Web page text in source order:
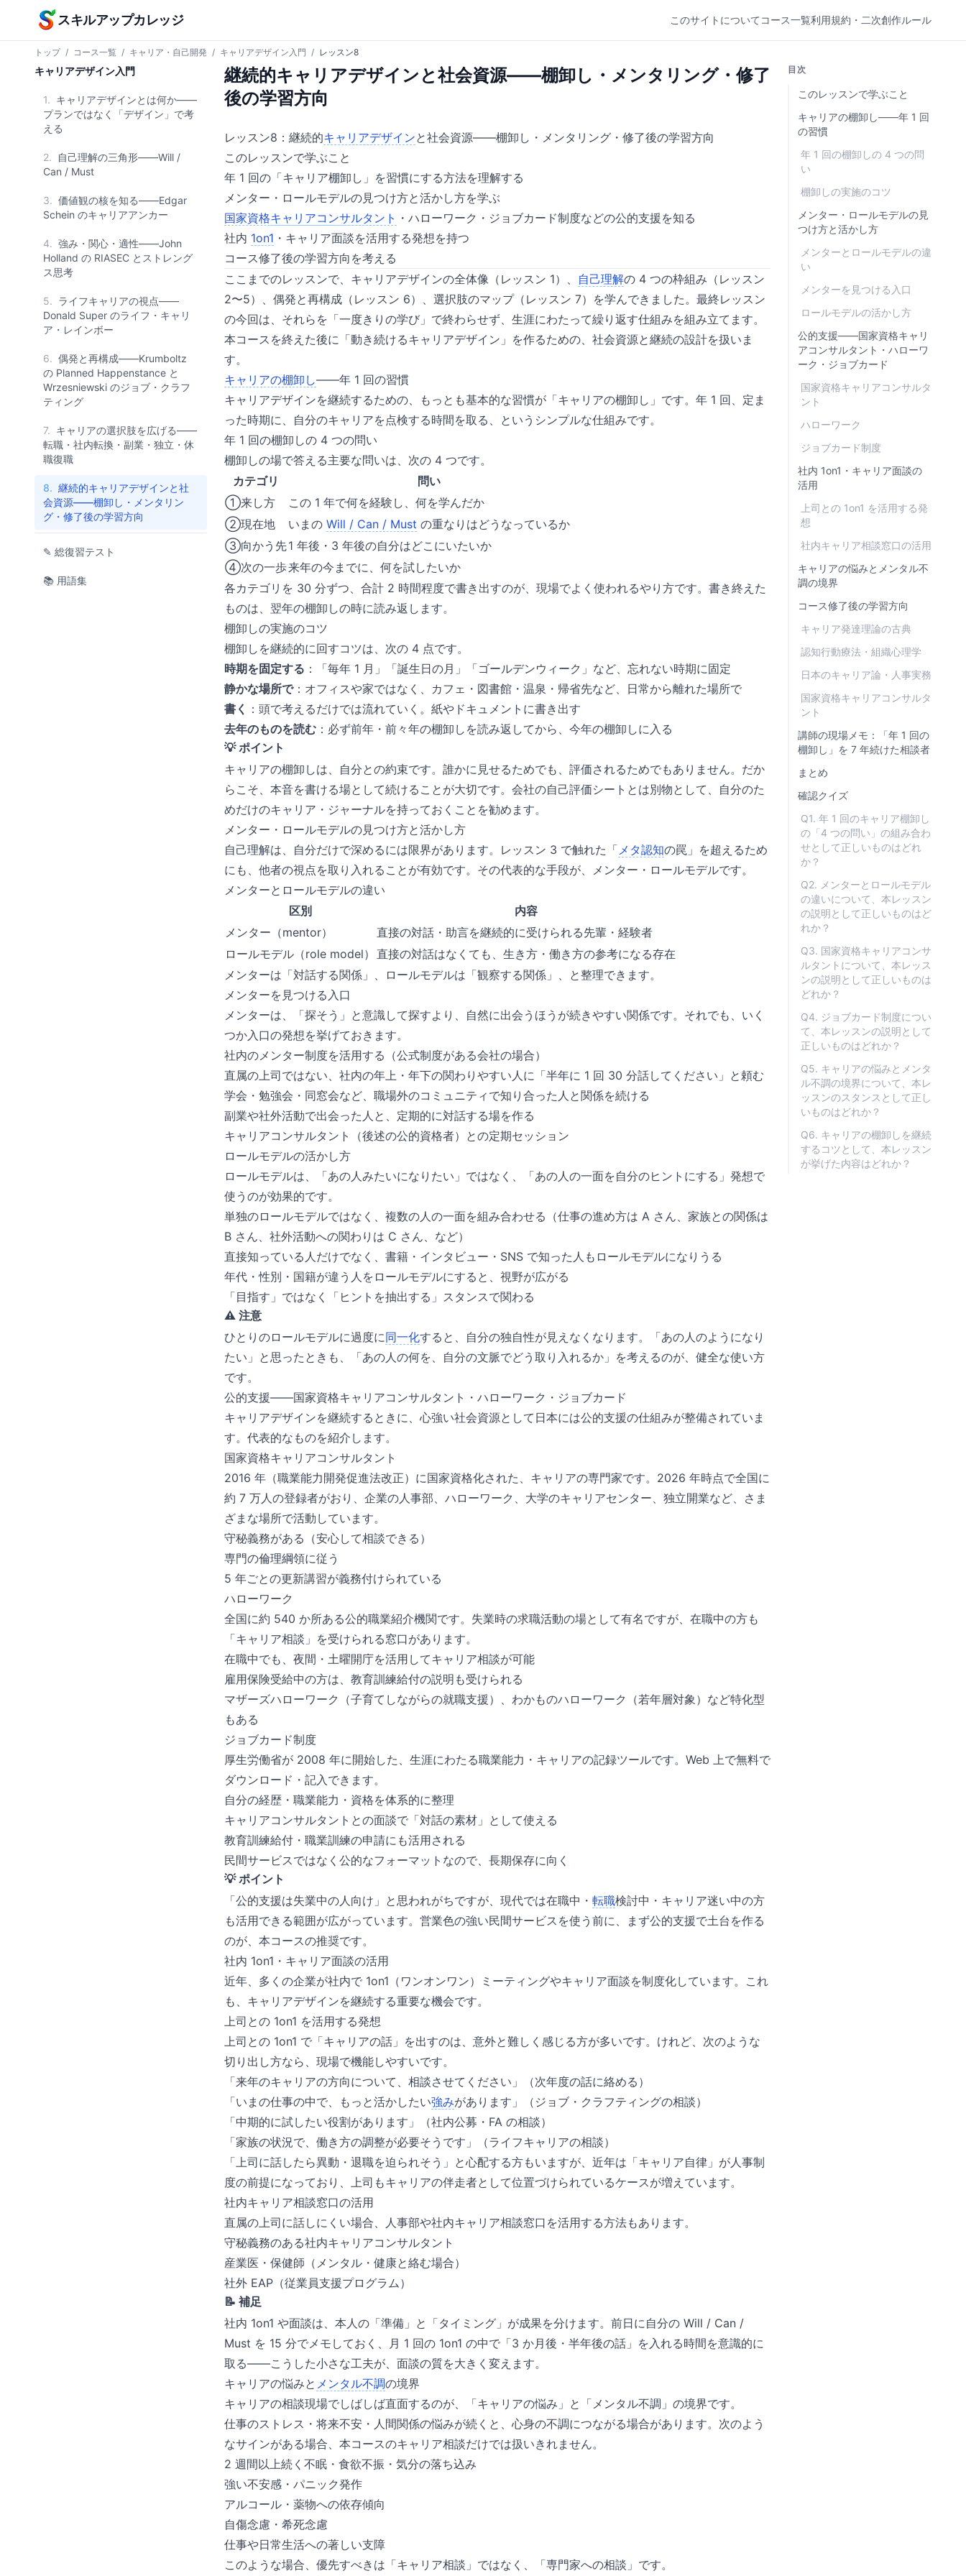
本文へスキップ
スキルアップカレッジ このサイトについて コース一覧利用規約・二次創作ルール
トップ / コース一覧 / キャリア・自己開発 / キャリアデザイン入門 / レッスン8
キャリアデザイン入門
1. キャリアデザインとは何か——
プランではなく「デザイン」で考
える
2.
自己理解の三角形——Will /
Can / Must
3. 価値観の核を知る——Edgar
Schein のキャリアアンカー
4. 強み・関心・適性——John
Holland の RIASEC とストレング
ス思考
5. ライフキャリアの視点——
Donald Super のライフ・キャリ
ア・レインボー
6. 偶発と再構成——Krumboltz
の Planned Happenstance と
Wrzesniewski のジョブ・クラフ
ティング
7. キャリアの選択肢を広げる——
転職・社内転換・副業・独立・休
職復職
8. 継続的キャリアデザインと社
会資源——棚卸し・メンタリン
グ・修了後の学習方向
✎ 総復習テスト
📚 用語集
継続的キャリアデザインと社会資源——棚卸し・メンタリング・修了
後の学習方向
レッスン8：継続的キャリアデザインと社会資源——棚卸し・メンタリング・修了後の学習方向
このレッスンで学ぶこと
年 1 回の「キャリア棚卸し」を習慣にする方法を理解する
メンター・ロールモデルの見つけ方と活かし方を学ぶ
国家資格キャリアコンサルタント ・ハローワーク・ジョブカード制度などの公的支援を知る
社内 1on1 ・キャリア面談を活用する発想を持つ
コース修了後の学習方向を考える
ここまでのレッスンで、キャリアデザインの全体像（レッスン 1）、 自己理解の 4 つの枠組み（レッスン
2〜5）、偶発と再構成（レッスン 6）、選択肢のマップ（レッスン 7）を学んできました。最終レッスン
の今回は、それらを「一度きりの学び」で終わらせず、生涯にわたって繰り返す仕組みを組み立てます。
本コースを終えた後に「動き続けるキャリアデザイン」を作るための、社会資源と継続の設計を扱いま
す。
キャリアの棚卸し——年 1 回の習慣
キャリアデザインを継続するための、もっとも基本的な習慣が「キャリアの棚卸し」です。年 1 回、定ま
った時期に、自分のキャリアを点検する時間を取る、というシンプルな仕組みです。
年 1 回の棚卸しの 4 つの問い
棚卸しの場で答える主要な問いは、次の 4 つです。
カテゴリ
問い
①来し方
この 1 年で何を経験し、何を学んだか
②現在地
いまの Will / Can / Must の重なりはどうなっているか
③向かう先1 年後・3 年後の自分はどこにいたいか
④次の一歩来年の今までに、何を試したいか
各カテゴリを 30 分ずつ、合計 2 時間程度で書き出すのが、現場でよく使われるやり方です。書き終えた
ものは、翌年の棚卸しの時に読み返します。
棚卸しの実施のコツ
棚卸しを継続的に回すコツは、次の 4 点です。
時期を固定する ：「毎年 1 月」「誕生日の月」「ゴールデンウィーク」など、忘れない時期に固定
静かな場所で：オフィスや家ではなく、カフェ・図書館・温泉・帰省先など、日常から離れた場所で
書く ：頭で考えるだけでは流れていく。紙やドキュメントに書き出す
去年のものを読む ：必ず前年・前々年の棚卸しを読み返してから、今年の棚卸しに入る
💡 ポイント
キャリアの棚卸しは、自分との約束です。誰かに見せるためでも、評価されるためでもありません。だか
らこそ、本音を書ける場として続けることが大切です。会社の自己評価シートとは別物として、自分のた
めだけのキャリア・ジャーナルを持っておくことを勧めます。
メンター・ロールモデルの見つけ方と活かし方
自己理解は、自分だけで深めるには限界があります。レッスン 3 で触れた「メタ認知の罠」を超えるため
にも、他者の視点を取り入れることが有効です。その代表的な手段が、メンター・ロールモデルです。
メンターとロールモデルの違い
区別
内容
メンター（mentor）
直接の対話・助言を継続的に受けられる先輩・経験者
ロールモデル（role model） 直接の対話はなくても、生き方・働き方の参考になる存在
メンターは「対話する関係」、ロールモデルは「観察する関係」、と整理できます。
メンターを見つける入口
メンターは、「探そう」と意識して探すより、自然に出会うほうが続きやすい関係です。それでも、いく
つか入口の発想を挙げておきます。
社内のメンター制度を活用する（公式制度がある会社の場合）
直属の上司ではない、社内の年上・年下の関わりやすい人に「半年に 1 回 30 分話してください」と頼む
学会・勉強会・同窓会など、職場外のコミュニティで知り合った人と関係を続ける
副業や社外活動で出会った人と、定期的に対話する場を作る
キャリアコンサルタント（後述の公的資格者）との定期セッション
ロールモデルの活かし方
ロールモデルは、「あの人みたいになりたい」ではなく、「あの人の一面を自分のヒントにする」発想で
使うのが効果的です。
単独のロールモデルではなく、複数の人の一面を組み合わせる（仕事の進め方は A さん、家族との関係は
B さん、社外活動への関わりは C さん、など）
直接知っている人だけでなく、書籍・インタビュー・SNS で知った人もロールモデルになりうる
年代・性別・国籍が違う人をロールモデルにすると、視野が広がる
「目指す」ではなく「ヒントを抽出する」スタンスで関わる
⚠️ 注意
ひとりのロールモデルに過度に同一化すると、自分の独自性が見えなくなります。「あの人のようになり
たい」と思ったときも、「あの人の何を、自分の文脈でどう取り入れるか」を考えるのが、健全な使い方
です。
公的支援——国家資格キャリアコンサルタント・ハローワーク・ジョブカード
キャリアデザインを継続するときに、心強い社会資源として日本には公的支援の仕組みが整備されていま
す。代表的なものを紹介します。
国家資格キャリアコンサルタント
2016 年（職業能力開発促進法改正）に国家資格化された、キャリアの専門家です。2026 年時点で全国に
約 7 万人の登録者がおり、企業の人事部、ハローワーク、大学のキャリアセンター、独立開業など、さま
ざまな場所で活動しています。
守秘義務がある（安心して相談できる）
専門の倫理綱領に従う
5 年ごとの更新講習が義務付けられている
ハローワーク
全国に約 540 か所ある公的職業紹介機関です。失業時の求職活動の場として有名ですが、在職中の方も
「キャリア相談」を受けられる窓口があります。
在職中でも、夜間・土曜開庁を活用してキャリア相談が可能
雇用保険受給中の方は、教育訓練給付の説明も受けられる
マザーズハローワーク（子育てしながらの就職支援）、わかものハローワーク（若年層対象）など特化型
もある
ジョブカード制度
厚生労働省が 2008 年に開始した、生涯にわたる職業能力・キャリアの記録ツールです。Web 上で無料で
ダウンロード・記入できます。
自分の経歴・職業能力・資格を体系的に整理
キャリアコンサルタントとの面談で「対話の素材」として使える
教育訓練給付・職業訓練の申請にも活用される
民間サービスではなく公的なフォーマットなので、長期保存に向く
💡 ポイント
「公的支援は失業中の人向け」と思われがちですが、現代では在職中・ 転職検討中・キャリア迷い中の方
も活用できる範囲が広がっています。営業色の強い民間サービスを使う前に、まず公的支援で土台を作る
のが、本コースの推奨です。
社内 1on1・キャリア面談の活用
近年、多くの企業が社内で 1on1（ワンオンワン）ミーティングやキャリア面談を制度化しています。これ
も、キャリアデザインを継続する重要な機会です。
上司との 1on1 を活用する発想
上司との 1on1 で「キャリアの話」を出すのは、意外と難しく感じる方が多いです。けれど、次のような
切り出し方なら、現場で機能しやすいです。
「来年のキャリアの方向について、相談させてください」（次年度の話に絡める）
「いまの仕事の中で、もっと活かしたい強みがあります」（ジョブ・クラフティングの相談）
「中期的に試したい役割があります」（社内公募・FA の相談）
「家族の状況で、働き方の調整が必要そうです」（ライフキャリアの相談）
「上司に話したら異動・退職を迫られそう」と心配する方もいますが、近年は「キャリア自律」が人事制
度の前提になっており、上司もキャリアの伴走者として位置づけられているケースが増えています。
社内キャリア相談窓口の活用
直属の上司に話しにくい場合、人事部や社内キャリア相談窓口を活用する方法もあります。
守秘義務のある社内キャリアコンサルタント
産業医・保健師（メンタル・健康と絡む場合）
社外 EAP（従業員支援プログラム）
📝 補足
社内 1on1 や面談は、本人の「準備」と「タイミング」が成果を分けます。前日に自分の Will / Can /
Must を 15 分でメモしておく、月 1 回の 1on1 の中で「3 か月後・半年後の話」を入れる時間を意識的に
取る——こうした小さな工夫が、面談の質を大きく変えます。
キャリアの悩みと メンタル不調の境界
キャリアの相談現場でしばしば直面するのが、「キャリアの悩み」と「メンタル不調」の境界です。
仕事のストレス・将来不安・人間関係の悩みが続くと、心身の不調につながる場合があります。次のよう
なサインがある場合、本コースのキャリア相談だけでは扱いきれません。
2 週間以上続く不眠・食欲不振・気分の落ち込み
強い不安感・パニック発作
アルコール・薬物への依存傾向
自傷念慮・希死念慮
仕事や日常生活への著しい支障
このような場合、優先すべきは「キャリア相談」ではなく、「専門家への相談」です。
目次
このレッスンで学ぶこと
キャリアの棚卸し——年 1 回
の習慣
年 1 回の棚卸しの 4 つの問
い
棚卸しの実施のコツ
メンター・ロールモデルの見
つけ方と活かし方
メンターとロールモデルの違
い
メンターを見つける入口
ロールモデルの活かし方
公的支援——国家資格キャリ
アコンサルタント・ハローワ
ーク・ジョブカード
国家資格キャリアコンサルタ
ント
ハローワーク
ジョブカード制度
社内 1on1・キャリア面談の
活用
上司との 1on1 を活用する発
想
社内キャリア相談窓口の活用
キャリアの悩みとメンタル不
調の境界
コース修了後の学習方向
キャリア発達理論の古典
認知行動療法・組織心理学
日本のキャリア論・人事実務
国家資格キャリアコンサルタ
ント
講師の現場メモ：「年 1 回の
棚卸し」を 7 年続けた相談者
まとめ
確認クイズ
Q1. 年 1 回のキャリア棚卸し
の「4 つの問い」の組み合わ
せとして正しいものはどれ
か？
Q2. メンターとロールモデル
の違いについて、本レッスン
の説明として正しいものはど
れか？
Q3. 国家資格キャリアコンサ
ルタントについて、本レッス
ンの説明として正しいものは
どれか？
Q4. ジョブカード制度につい
て、本レッスンの説明として
正しいものはどれか？
Q5. キャリアの悩みとメンタ
ル不調の境界について、本レ
ッスンのスタンスとして正し
いものはどれか？
Q6. キャリアの棚卸しを継続
するコツとして、本レッスン
が挙げた内容はどれか？